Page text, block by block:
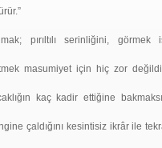
pırıltılı serinliğini, görmek
masumiyet için hiç zor değildir.
kaç kadir ettiğine
çaldığını kesintisiz ikrâr ile